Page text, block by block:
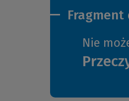
Nie